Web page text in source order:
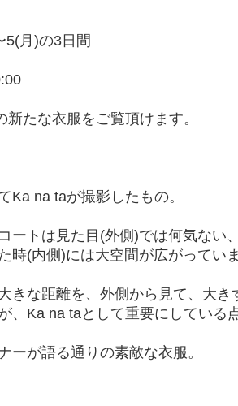
5(月)の3日間
新たな衣服をご覧頂けます。
Ka na taが撮影したもの。
ートは見た目(外側)では何気ない
時(内側)には大空間が広がってい
大きな距離を、外側から見て、大
、Ka na taとして重要にしている
ーが語る通りの素敵な衣服。